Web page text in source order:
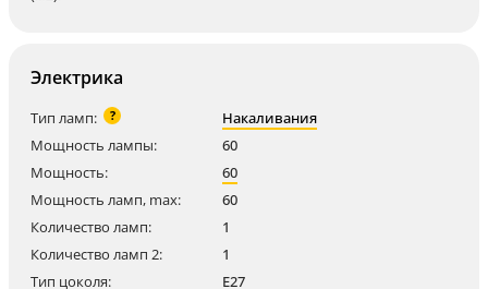
Электрика
Тип ламп: ?
Накаливания
Мощность лампы:
60
Мощность:
60
Мощность ламп, max:
60
Количество ламп:
1
Количество ламп 2:
1
Тип цоколя:
E27